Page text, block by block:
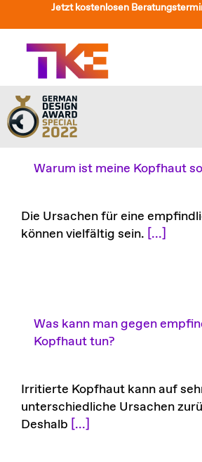
Inhalt
springen
Jetzt kostenlosen
Treppenlift
Preise
Service
Über Uns & Kontakt
Warum ist meine Kopfhaut
Die Ursachen für eine
können vielfältig sein. [...]
Was kann man gegen
Kopfhaut tun?
Irritierte Kopfhaut kann auf
unterschiedliche Ursachen
Deshalb [...]